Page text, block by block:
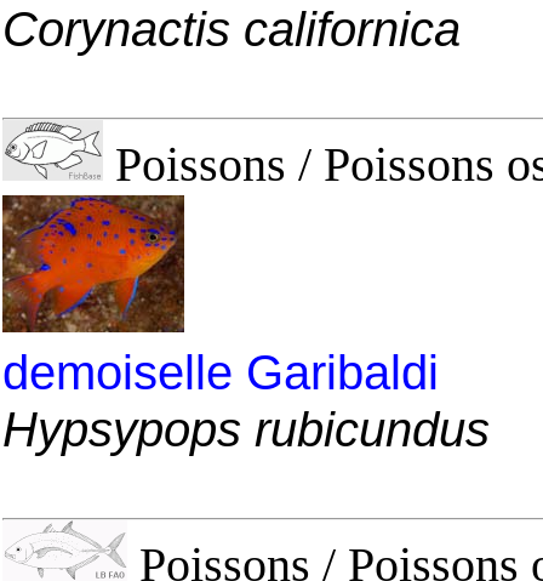
Corynactis californica
Poissons / Poissons
demoiselle Garibaldi
Hypsypops rubicundus
Poissons / Poissons